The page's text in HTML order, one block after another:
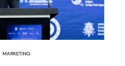
MARKETING